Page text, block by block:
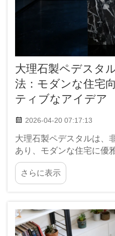
大理石製ペデスタ
法：モダンな住宅
ティブなアイデア
2026-04-20 07:17:13
大理石製ペデスタルは、
あり、モダンな住宅に優
ます。用途が多岐にわた
において極めて汎用性の
石製ペデスタルを使えば
さらに表示